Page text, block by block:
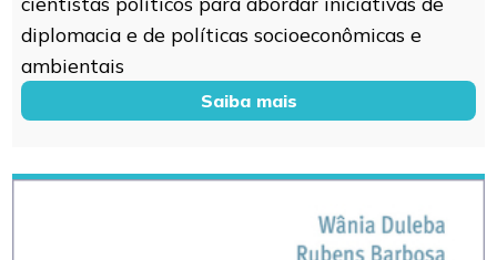
diplomacia e de políticas socioeconômicas e
ambientais
Saiba mais